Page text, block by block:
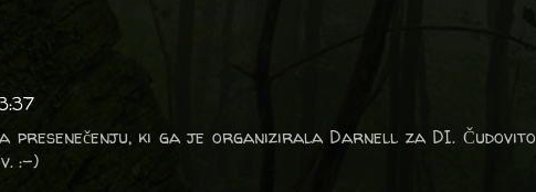
presenečenju, ki ga je organizirala Darnell za DI. Čudovito
:-)